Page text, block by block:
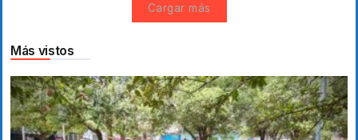
Cargar más
Más vistos